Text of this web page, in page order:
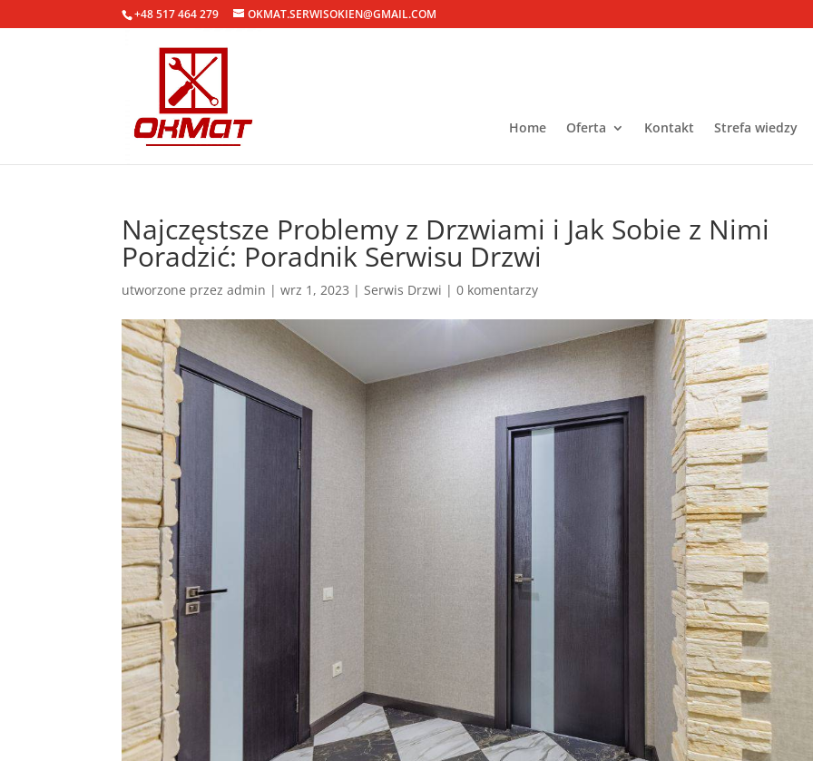
+48 517 464 279 OKMAT.SERWISOKIEN@GMAIL.COM
Home Oferta Kontakt Strefa wiedzy
Najczęstsze Problemy z Drzwiami i Jak Sobie z Nimi
Poradzić: Poradnik Serwisu Drzwi
utworzone przezadmin |wrz 1, 2023 |Serwis Drzwi |0 komentarzy